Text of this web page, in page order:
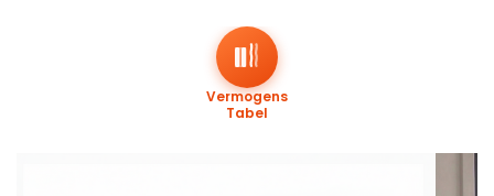
Vermogens
Tabel